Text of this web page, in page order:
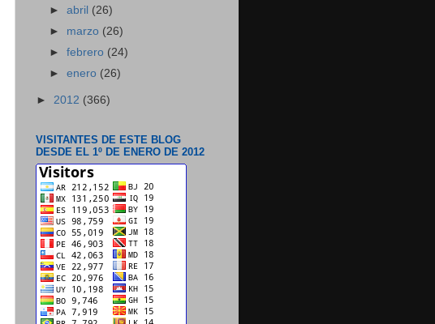
►abril (26)
► marzo (26)
►febrero (24)
►enero (26)
► 2012 (366)
VISITANTES DE ESTE BLOG
DESDE EL 1º DE ENERO DE 2012